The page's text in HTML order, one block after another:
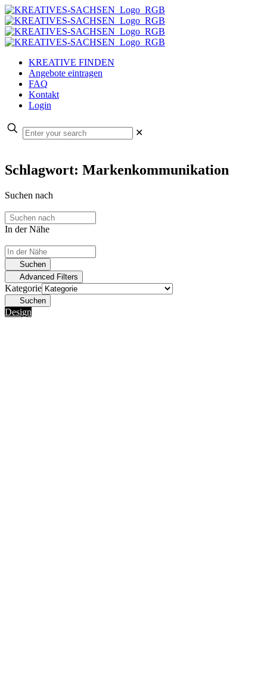
KREATIVE FINDEN
Angebote eintragen
FAQ
Kontakt
Login
✕
Schlagwort: Markenkommunikation
Suchen nach
In der Nähe
Suchen
Advanced Filters
Kategorie
Suchen
Design